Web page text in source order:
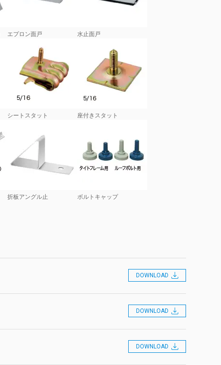
エプロン面戸 水止面戸
シートスタット 座付きスタット
折板アングル止 ボルトキャップ
DOWNLOAD
DOWNLOAD
DOWNLOAD